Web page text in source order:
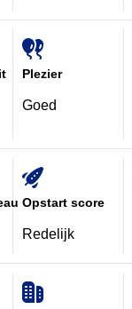
Plezier
Goed
Opstart score
Redelijk